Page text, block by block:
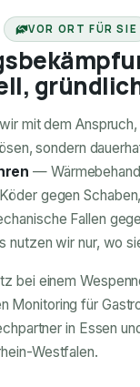
VOR ORT FÜR SIE
mit dem
sondern
—
gegen
Fallen
nutzen wir nur, wo
bei einem
Monitoring für
in Essen
Westfalen.